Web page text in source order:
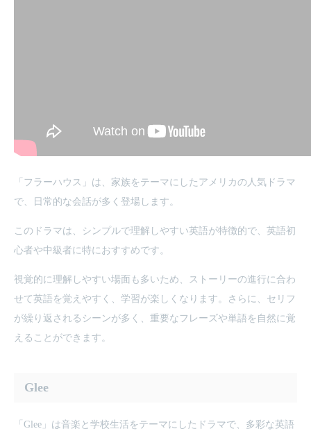
「フラーハウス」は、家族をテーマにしたアメリカの人気ドラマ
で、日常的な会話が多く登場します。
このドラマは、シンプルで理解しやすい英語が特徴的で、英語初
心者や中級者に特におすすめです。
視覚的に理解しやすい場面も多いため、ストーリーの進行に合わ
せて英語を覚えやすく、学習が楽しくなります。さらに、セリフ
が繰り返されるシーンが多く、重要なフレーズや単語を自然に覚
えることができます。
Glee
「Glee」は音楽と学校生活をテーマにしたドラマで、多彩な英語